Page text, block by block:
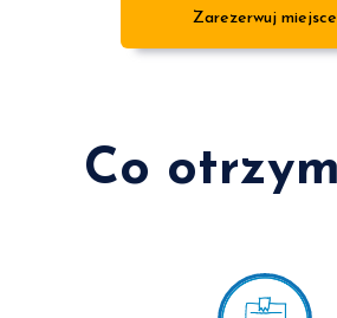
Zarezerwuj miejsce
Co